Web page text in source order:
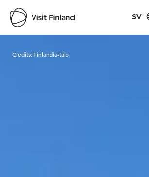
SV
Credits: Finlandia-talo